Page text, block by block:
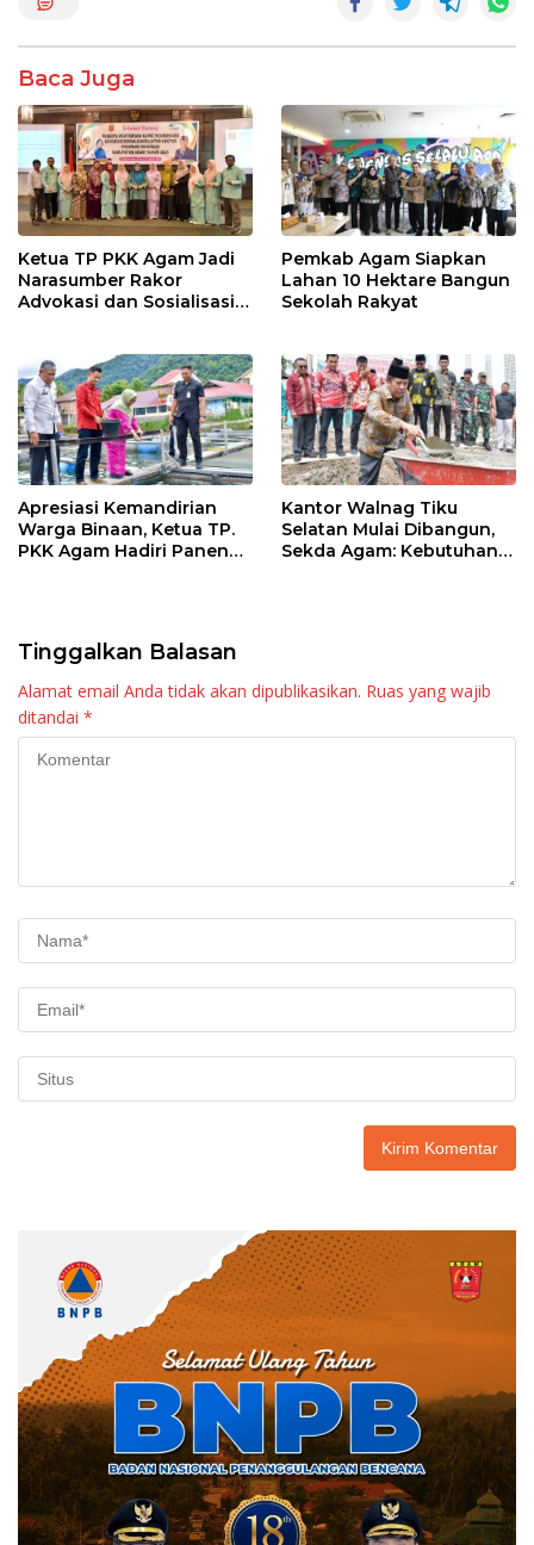
o
o
k
p
p
Baca Juga
Ketua TP PKK Agam Jadi
Narasumber Rakor
Advokasi dan Sosialisasi
Pemkab Agam Siapkan
Lahan 10 Hektare Bangun
Sekolah Rakyat
Apresiasi Kemandirian
Warga Binaan, Ketua TP.
PKK Agam Hadiri Panen
Kantor Walnag Tiku
Selatan Mulai Dibangun,
Sekda Agam: Kebutuhan
Tinggalkan Balasan
Alamat email Anda tidak akan dipublikasikan. Ruas yang wajib
ditandai *